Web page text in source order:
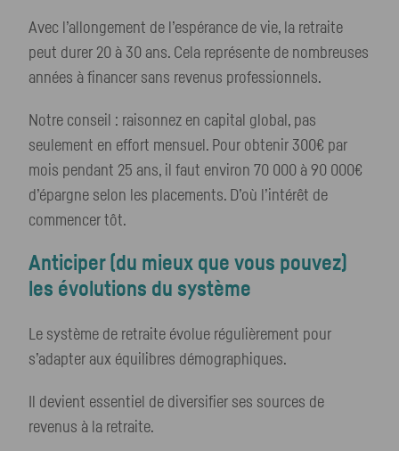
Avec l’allongement de l’espérance de vie, la retraite
peut durer 20 à 30 ans. Cela représente de nombreuses
années à financer sans revenus professionnels.
Notre conseil : raisonnez en capital global, pas
seulement en effort mensuel. Pour obtenir 300€ par
mois pendant 25 ans, il faut environ 70 000 à 90 000€
d’épargne selon les placements. D’où l’intérêt de
commencer tôt.
Anticiper (du mieux que vous pouvez)
les évolutions du système
Le système de retraite évolue régulièrement pour
s’adapter aux équilibres démographiques.
Il devient essentiel de diversifier ses sources de
revenus à la retraite.